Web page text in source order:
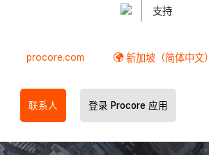
支持
procore.com 新加坡（简体中文）
联系人 登录 Procore 应用